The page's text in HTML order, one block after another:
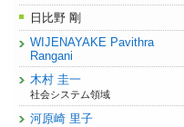
日比野 剛
WIJENAYAKE Pavithra
Rangani
木村 圭一
社会システム領域
河原崎 里子